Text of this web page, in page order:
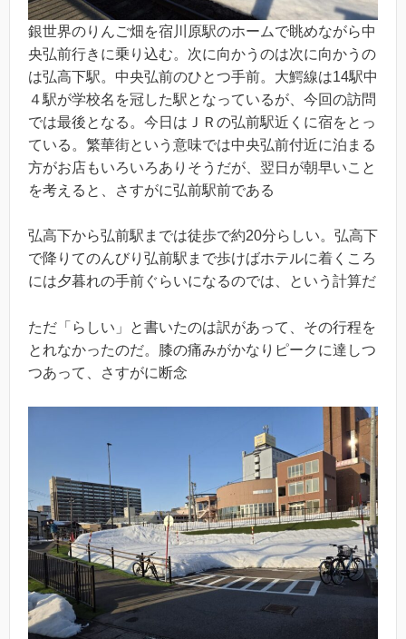
銀世界のりんご畑を宿川原駅のホームで眺めながら中
央弘前行きに乗り込む。次に向かうのは次に向かうの
は弘高下駅。中央弘前のひとつ手前。大鰐線は14駅中
４駅が学校名を冠した駅となっているが、今回の訪問
では最後となる。今日はＪＲの弘前駅近くに宿をとっ
ている。繁華街という意味では中央弘前付近に泊まる
方がお店もいろいろありそうだが、翌日が朝早いこと
を考えると、さすがに弘前駅前である
弘高下から弘前駅までは徒歩で約20分らしい。弘高下
で降りてのんびり弘前駅まで歩けばホテルに着くころ
には夕暮れの手前ぐらいになるのでは、という計算だ
ただ「らしい」と書いたのは訳があって、その行程を
とれなかったのだ。膝の痛みがかなりピークに達しつ
つあって、さすがに断念